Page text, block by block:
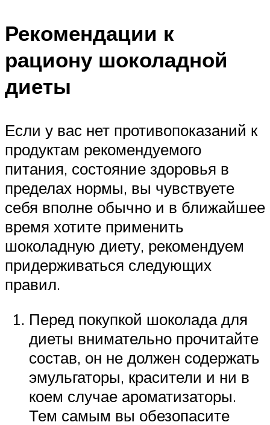
Рекомендации к
рациону шоколадной
диеты
Если у вас нет противопоказаний к
продуктам рекомендуемого
питания, состояние здоровья в
пределах нормы, вы чувствуете
себя вполне обычно и в ближайшее
время хотите применить
шоколадную диету, рекомендуем
придерживаться следующих
правил.
Перед покупкой шоколада для
диеты внимательно прочитайте
состав, он не должен содержать
эмульгаторы, красители и ни в
коем случае ароматизаторы.
Тем самым вы обезопасите